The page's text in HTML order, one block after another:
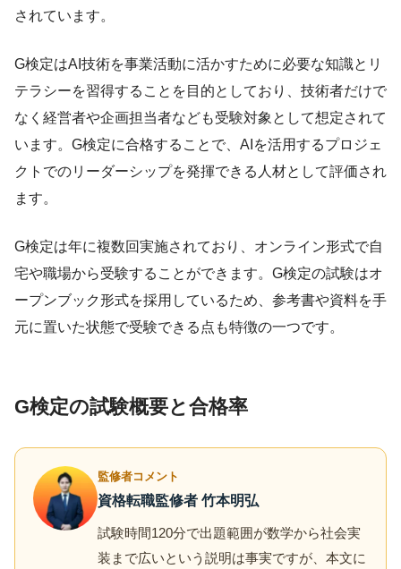
されています。
G検定はAI技術を事業活動に活かすために必要な知識とリ
テラシーを習得することを目的としており、技術者だけで
なく経営者や企画担当者なども受験対象として想定されて
います。G検定に合格することで、AIを活用するプロジェ
クトでのリーダーシップを発揮できる人材として評価され
ます。
G検定は年に複数回実施されており、オンライン形式で自
宅や職場から受験することができます。G検定の試験はオ
ープンブック形式を採用しているため、参考書や資料を手
元に置いた状態で受験できる点も特徴の一つです。
G検定の試験概要と合格率
監修者コメント
資格転職監修者 竹本明弘
試験時間120分で出題範囲が数学から社会実
装まで広いという説明は事実ですが、本文に